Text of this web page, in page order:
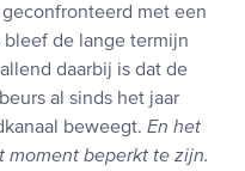
met een
bleef de lange termijn
daarbij is dat de
al sinds het jaar
beweegt. En het
beperkt te zijn.